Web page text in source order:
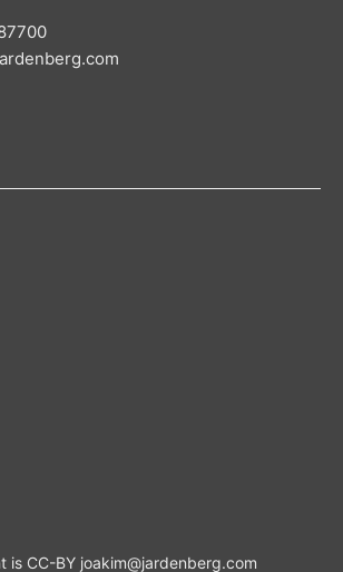
is CC-BY joakim@jardenberg.com